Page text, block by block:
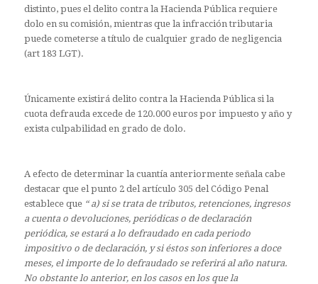
distinto, pues el delito contra la Hacienda Pública requiere
dolo en su comisión, mientras que la infracción tributaria
puede cometerse a título de cualquier grado de negligencia
(art 183 LGT).
Únicamente existirá delito contra la Hacienda Pública si la
cuota defrauda excede de 120.000 euros por impuesto y año y
exista culpabilidad en grado de dolo.
A efecto de determinar la cuantía anteriormente señala cabe
destacar que el punto 2 del artículo 305 del Código Penal
establece que “ a) si se trata de tributos, retenciones, ingresos
a cuenta o devoluciones, periódicas o de declaración
periódica, se estará a lo defraudado en cada periodo
impositivo o de declaración, y si éstos son inferiores a doce
meses, el importe de lo defraudado se referirá al año natura.
No obstante lo anterior, en los casos en los que la